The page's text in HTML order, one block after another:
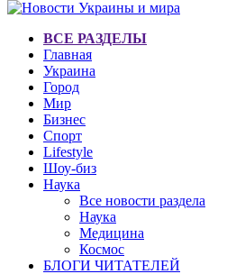
ВСЕ РАЗДЕЛЫ
Главная
Украина
Город
Мир
Бизнес
Спорт
Lifestyle
Шоу-биз
Наука
Все новости раздела
Наука
Медицина
Космос
БЛОГИ ЧИТАТЕЛЕЙ